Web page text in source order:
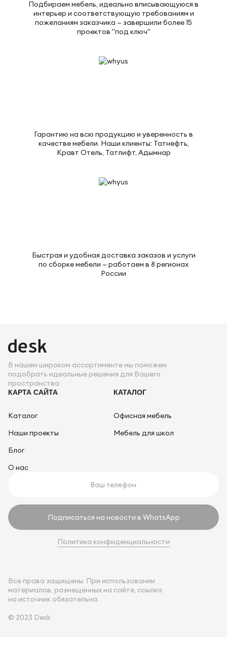
Подбираем мебель, идеально вписывающуюся в
интерьер и соответствующую требованиям и
пожеланиям заказчика — завершили более 15
проектов "под ключ"
Гарантию на всю продукцию и уверенность в
качестве мебели. Наши клиенты: Татнефть,
Кравт Отель, Татлифт, Адымнар
Быстрая и удобная доставка заказов и услуги
по сборке мебели — работаем в 8 регионах
России
В нашем широком ассортименте мы поможем
подобрать идеальные решения для Вашего
пространства
КАРТА САЙТА
Каталог
Наши проекты
Блог
О нас
КАТАЛОГ
Офисная мебель
Мебель для школ
Подписаться на новости в WhatsApp
Политика конфиденциальности
Все права защищены. При использовании
материалов, размещённых на сайте, ссылка
на источник обязательна.
© 2023 Desk